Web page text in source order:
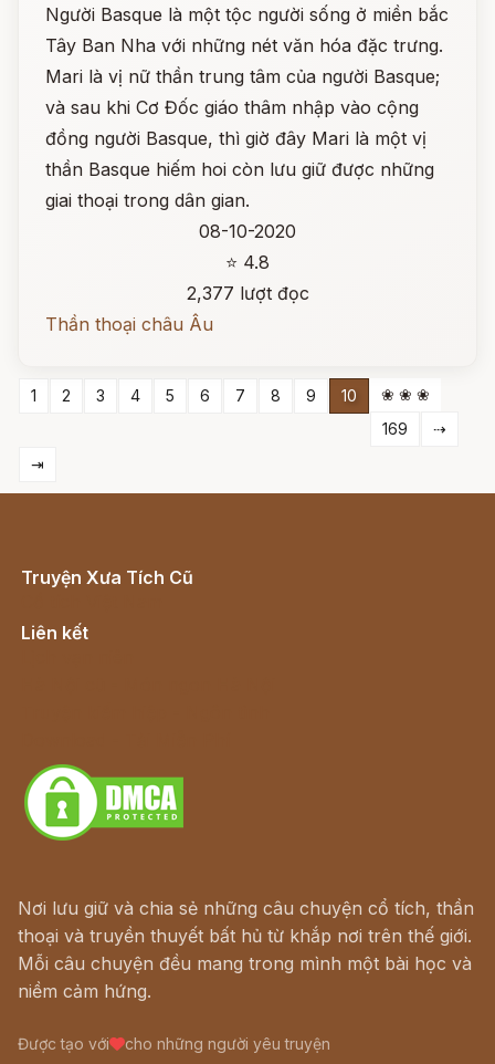
Người Basque là một tộc người sống ở miền bắc
Tây Ban Nha với những nét văn hóa đặc trưng.
Mari là vị nữ thần trung tâm của người Basque;
và sau khi Cơ Đốc giáo thâm nhập vào cộng
đồng người Basque, thì giờ đây Mari là một vị
thần Basque hiếm hoi còn lưu giữ được những
giai thoại trong dân gian.
08-10-2020
⭐ 4.8
2,377 lượt đọc
Thần thoại châu Âu
1 2 3 4 5 6 7 8 9 10
❀ ❀ ❀
169
⇢
⇥
Truyện Xưa Tích Cũ
Liên kết
Nơi lưu giữ và chia sẻ những câu chuyện cổ tích, thần
thoại và truyền thuyết bất hủ từ khắp nơi trên thế giới.
Mỗi câu chuyện đều mang trong mình một bài học và
niềm cảm hứng.
Được tạo với cho những người yêu truyện